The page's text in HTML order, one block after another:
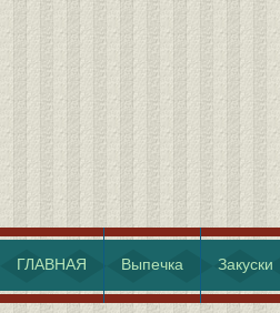
ГЛАВНАЯ Выпечка Закуски